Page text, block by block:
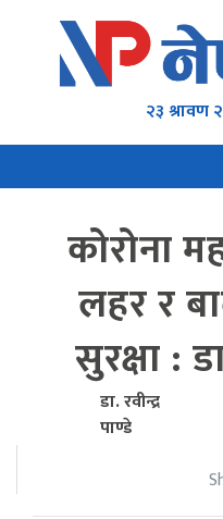
२३ श्रावण
कोरोना
लहर र
सुरक्षा :
डा. रवीन्द्र
पाण्डे